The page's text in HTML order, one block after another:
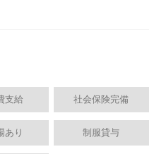
支給 社会保険完備
あり 制服貸与